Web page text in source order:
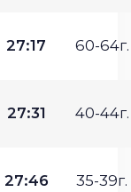
27:17 60-64г.
27:31 40-44г.
27:46 35-39г.